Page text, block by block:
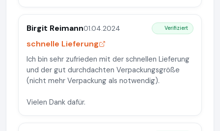
Birgit Reimann01.04.2024 Verifiziert
schnelle Lieferung
Ich bin sehr zufrieden mit der schnellen Lieferung
und der gut durchdachten Verpackungsgröße
(nicht mehr Verpackung als notwendig).
Vielen Dank dafür.